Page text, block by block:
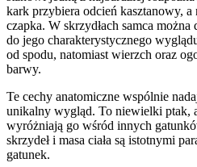
kark przybiera odcień kasztanowy, a
czapka. W skrzydłach samca można
do jego charakterystycznego
od spodu, natomiast wierzch oraz
barwy.
Te cechy anatomiczne wspólnie
unikalny wygląd. To niewielki ptak,
wyróżniają go wśród innych
skrzydeł i masa ciała są istotnymi
gatunek.